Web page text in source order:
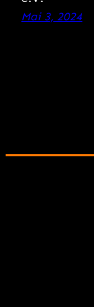
Mai 3, 2024